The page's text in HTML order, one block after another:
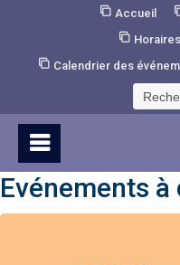
Accueil
Calendrier des
Evénements